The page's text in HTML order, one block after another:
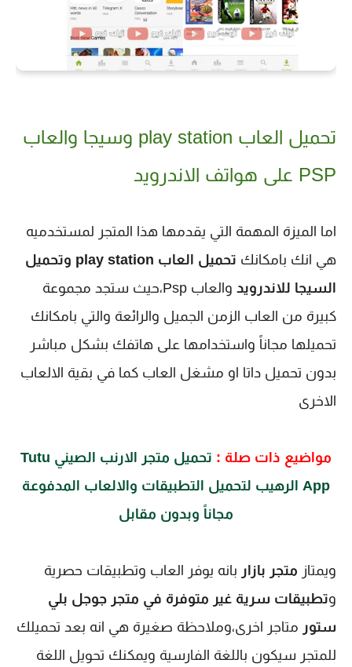
تحميل العاب play station وسيجا والعاب
PSP على هواتف الاندرويد
هي انك بامكانك تحميل العاب play station
السيجا للاندرويد
الاخرى
مواضيع ذات صلة :
تحميل متجر الارنب الصيني Tutu
App الرهيب لتحميل التطبيقات والالعاب المدفوعة
مجاناً وبدون مقابل
ويمتاز متجر بازار
و
ستور